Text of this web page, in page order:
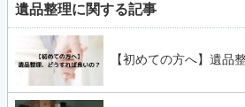
遺品整理に関する記事
【初めての方へ】遺品